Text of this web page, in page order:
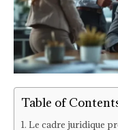
Table of
Le cadre juridique